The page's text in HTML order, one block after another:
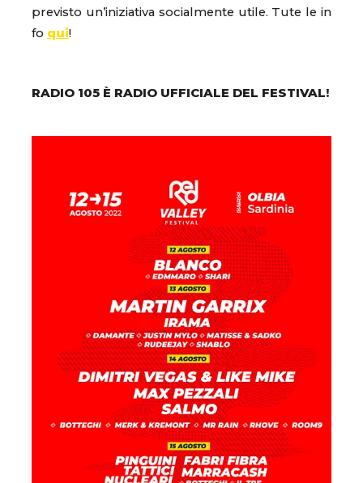
previsto un’iniziativa socialmente utile. Tute le in
fo qui!
RADIO 105 È RADIO UFFICIALE DEL FESTIVAL!